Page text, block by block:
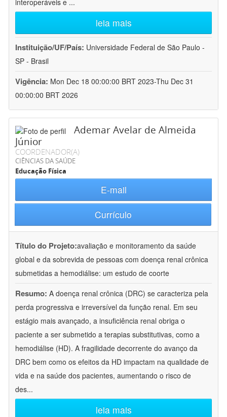
interoperáveis e ...
leia mais
Instituição/UF/País: Universidade Federal de São Paulo -
SP - Brasil
Vigência: Mon Dec 18 00:00:00 BRT 2023-Thu Dec 31
00:00:00 BRT 2026
Ademar Avelar de Almeida
Júnior
COORDENADOR(A)
CIÊNCIAS DA SAÚDE
Educação Física
E-mail
Currículo
Título do Projeto:avaliação e monitoramento da saúde
global e da sobrevida de pessoas com doença renal crônica
submetidas a hemodiálise: um estudo de coorte
Resumo: A doença renal crônica (DRC) se caracteriza pela
perda progressiva e irreversível da função renal. Em seu
estágio mais avançado, a insuficiência renal obriga o
paciente a ser submetido a terapias substitutivas, como a
hemodiálise (HD). A fragilidade decorrente do avanço da
DRC bem como os efeitos da HD impactam na qualidade de
vida e na saúde dos pacientes, aumentando o risco de
des...
leia mais